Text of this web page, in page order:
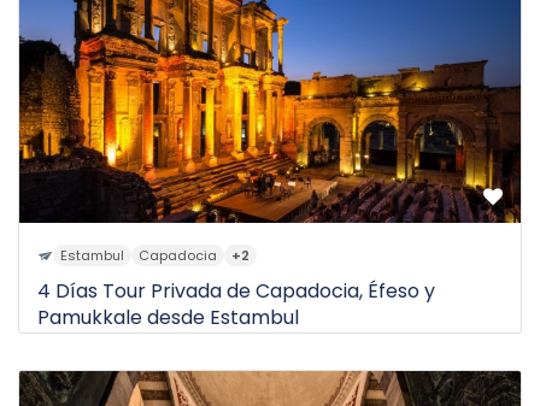
Estambul Capadocia +2
4 Días Tour Privada de Capadocia, Éfeso y
Pamukkale desde Estambul